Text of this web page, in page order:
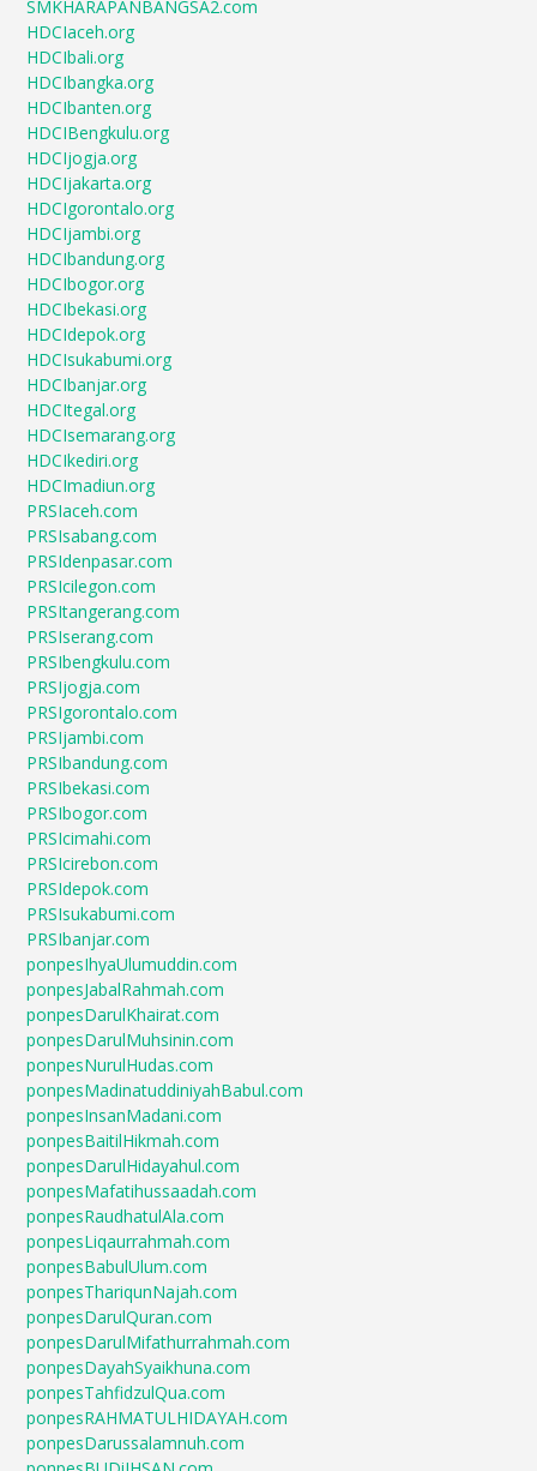
SMKHARAPANBANGSA2.com
HDCIaceh.org
HDCIbali.org
HDCIbangka.org
HDCIbanten.org
HDCIBengkulu.org
HDCIjogja.org
HDCIjakarta.org
HDCIgorontalo.org
HDCIjambi.org
HDCIbandung.org
HDCIbogor.org
HDCIbekasi.org
HDCIdepok.org
HDCIsukabumi.org
HDCIbanjar.org
HDCItegal.org
HDCIsemarang.org
HDCIkediri.org
HDCImadiun.org
PRSIaceh.com
PRSIsabang.com
PRSIdenpasar.com
PRSIcilegon.com
PRSItangerang.com
PRSIserang.com
PRSIbengkulu.com
PRSIjogja.com
PRSIgorontalo.com
PRSIjambi.com
PRSIbandung.com
PRSIbekasi.com
PRSIbogor.com
PRSIcimahi.com
PRSIcirebon.com
PRSIdepok.com
PRSIsukabumi.com
PRSIbanjar.com
ponpesIhyaUlumuddin.com
ponpesJabalRahmah.com
ponpesDarulKhairat.com
ponpesDarulMuhsinin.com
ponpesNurulHudas.com
ponpesMadinatuddiniyahBabul.com
ponpesInsanMadani.com
ponpesBaitilHikmah.com
ponpesDarulHidayahul.com
ponpesMafatihussaadah.com
ponpesRaudhatulAla.com
ponpesLiqaurrahmah.com
ponpesBabulUlum.com
ponpesThariqunNajah.com
ponpesDarulQuran.com
ponpesDarulMifathurrahmah.com
ponpesDayahSyaikhuna.com
ponpesTahfidzulQua.com
ponpesRAHMATULHIDAYAH.com
ponpesDarussalamnuh.com